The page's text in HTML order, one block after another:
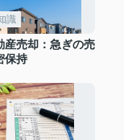
識
産売却：急ぎの売
保持